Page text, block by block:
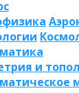
и